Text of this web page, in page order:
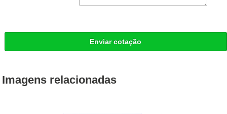
Enviar cotação
Imagens relacionadas